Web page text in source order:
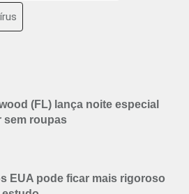
(FL) lança noite especial
sem roupas
EUA pode ficar mais rigoroso